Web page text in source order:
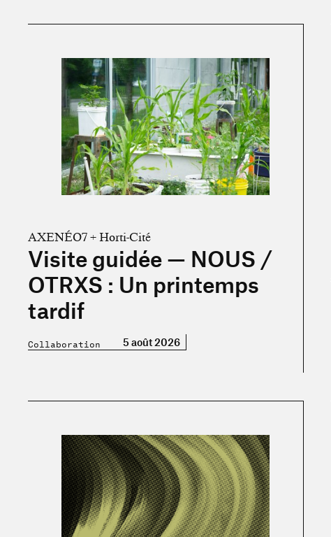
Visite guidée — NOUS /
OTRXS : Un printemps
tardif
AXENÉO7 + Horti-Cité
Collaboration 5 août 2026